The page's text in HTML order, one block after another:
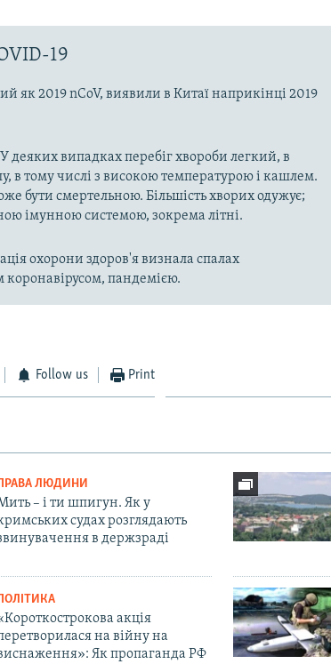
19
як 2019 nCoV, виявили в Китаї наприкінці 2019
деяких випадках перебіг хвороби легкий, в
в тому числі з високою температурою і кашлем.
бути смертельною. Більшість хворих одужує;
імунною системою, зокрема літні.
охорони здоров'я визнала спалах
пандемією.
Follow us Print
ПРАВА ЛЮДИНИ
– і ти шпигун. Як у
судах розглядають
в держзраді
ПОЛІТИКА
акція
на війну на
Як пропаганда РФ